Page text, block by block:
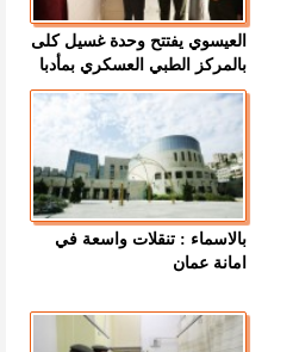
العيسوي يفتتح وحدة غسيل كلى
بالمركز الطبي العسكري بمأدبا
بالاسماء : تنقلات واسعة في
امانة عمان